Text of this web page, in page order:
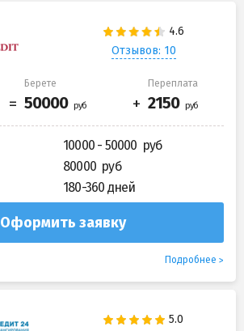
Отзывов: 10
Берете Переплата
10000 - 50000
80000
180-360 дней
Оформить заявку
Подробнее